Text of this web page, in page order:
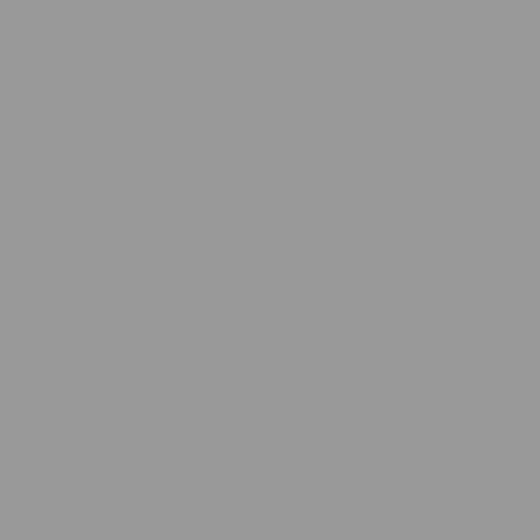
dell'azienda, abbiamo raccolto
alle nostre linee guida sulle